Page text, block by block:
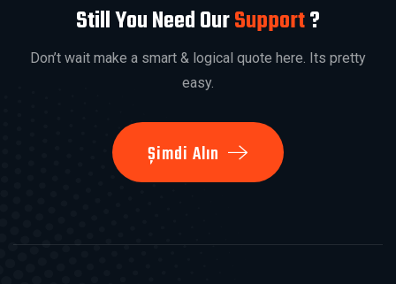
Still You Need OurSupport?
Don’t wait make a smart & logical quote here. Its pretty
easy.
Şimdi Alın